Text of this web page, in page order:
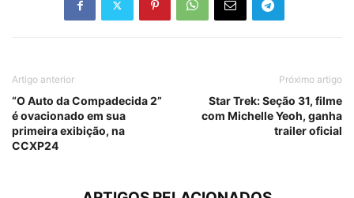
Artigo anterior
“O Auto da Compadecida 2”
é ovacionado em sua
primeira exibição, na
CCXP24
Próximo artigo
Star Trek: Seção 31, filme
com Michelle Yeoh, ganha
trailer oficial